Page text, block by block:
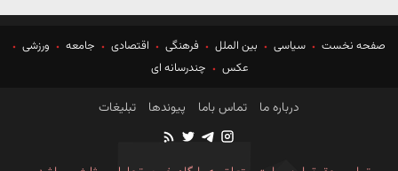
صفحه نخست سیاسی بین الملل فرهنگی اقتصادی جامعه
ورزشی
عکس
چندرسانه ای
درباره ما تماس باما پیوندها تبلیغات